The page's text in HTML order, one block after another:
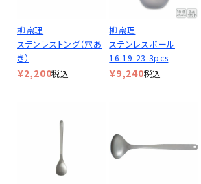
柳宗理
ステンレストング（穴あ
き）
¥2,200税込
柳宗理
ステンレスボール
16.19.23 3pcs
¥9,240税込